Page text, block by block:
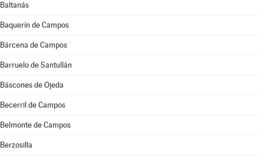
Baltanás
Baquerín de Campos
Bárcena de Campos
Barruelo de Santullán
Báscones de Ojeda
Becerril de Campos
Belmonte de Campos
Berzosilla